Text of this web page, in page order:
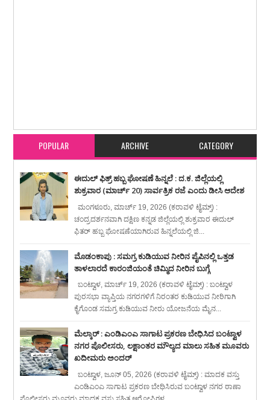
POPULAR ARCHIVE CATEGORY
ಈದುಲ್ ಫಿತ್ರ್ ಹಬ್ಬ ಘೋಷಣೆ ಹಿನ್ನಲೆ : ದ.ಕ. ಜಿಲ್ಲೆಯಲ್ಲಿ
ಶುಕ್ರವಾರ (ಮಾರ್ಚ್ 20) ಸಾರ್ವತ್ರಿಕ ರಜೆ ಎಂದು ಡೀಸಿ ಆದೇಶ
ಮಂಗಳೂರು, ಮಾರ್ಚ್ 19, 2026 (ಕರಾವಳಿ ಟೈಮ್ಸ್) :
ಚಂದ್ರದರ್ಶನವಾಗಿ ದಕ್ಷಿಣ ಕನ್ನಡ ಜಿಲ್ಲೆಯಲ್ಲಿ ಶುಕ್ರವಾರ ಈದುಲ್
ಫಿತರ್ ಹಬ್ಬ ಘೋಷಣೆಯಾಗಿರುವ ಹಿನ್ನಲೆಯಲ್ಲಿ ಜಿ...
ಮೊಡಂಕಾಪು : ಸಮಗ್ರ ಕುಡಿಯುವ ನೀರಿನ ಪೈಪಿನಲ್ಲಿ ಒತ್ತಡ
ತಾಳಲಾರದೆ ಕಾರಂಜಿಯಂತೆ ಚಿಮ್ಮಿದ ನೀರಿನ ಬುಗ್ಗೆ
ಬಂಟ್ವಾಳ, ಮಾರ್ಚ್ 19, 2026 (ಕರಾವಳಿ ಟೈಮ್ಸ್) : ಬಂಟ್ವಾಳ
ಪುರಸಭಾ ವ್ಯಾಪ್ತಿಯ ನಗರಗಳಿಗೆ ನಿರಂತರ ಕುಡಿಯುವ ನೀರಿಗಾಗಿ
ಕೈಗೊಂಡ ಸಮಗ್ರ ಕುಡಿಯುವ ನೀರು ಯೋಜನೆಯ ಮೈನ...
ಮೆಲ್ಕಾರ್ : ಎಂಡಿಎಂಎ ಸಾಗಾಟ ಪ್ರಕರಣ ಬೇಧಿಸಿದ ಬಂಟ್ವಾಳ
ನಗರ ಪೊಲೀಸರು, ಲಕ್ಷಾಂತರ ಮೌಲ್ಯದ ಮಾಲು ಸಹಿತ ಮೂವರು
ಖದೀಮರು ಅಂದರ್
ಬಂಟ್ವಾಳ, ಜೂನ್ 05, 2026 (ಕರಾವಳಿ ಟೈಮ್ಸ್) : ಮಾದಕ ವಸ್ತು
ಎಂಡಿಎಂಎ ಸಾಗಾಟ ಪ್ರಕರಣ ಬೇಧಿಸಿರುವ ಬಂಟ್ವಾಳ ನಗರ ಠಾಣಾ